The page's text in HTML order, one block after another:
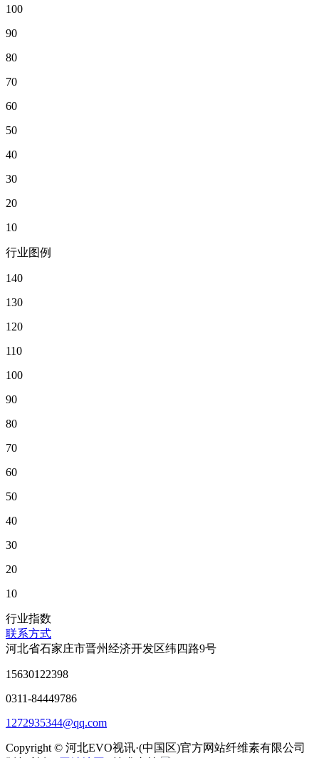
100
90
80
70
60
50
40
30
20
10
行业图例
140
130
120
110
100
90
80
70
60
50
40
30
20
10
行业指数
联系方式
河北省石家庄市晋州经济开发区纬四路9号
15630122398
0311-84449786
1272935344@qq.com
Copyright © 河北EVO视讯·(中国区)官方网站纤维素有限公司